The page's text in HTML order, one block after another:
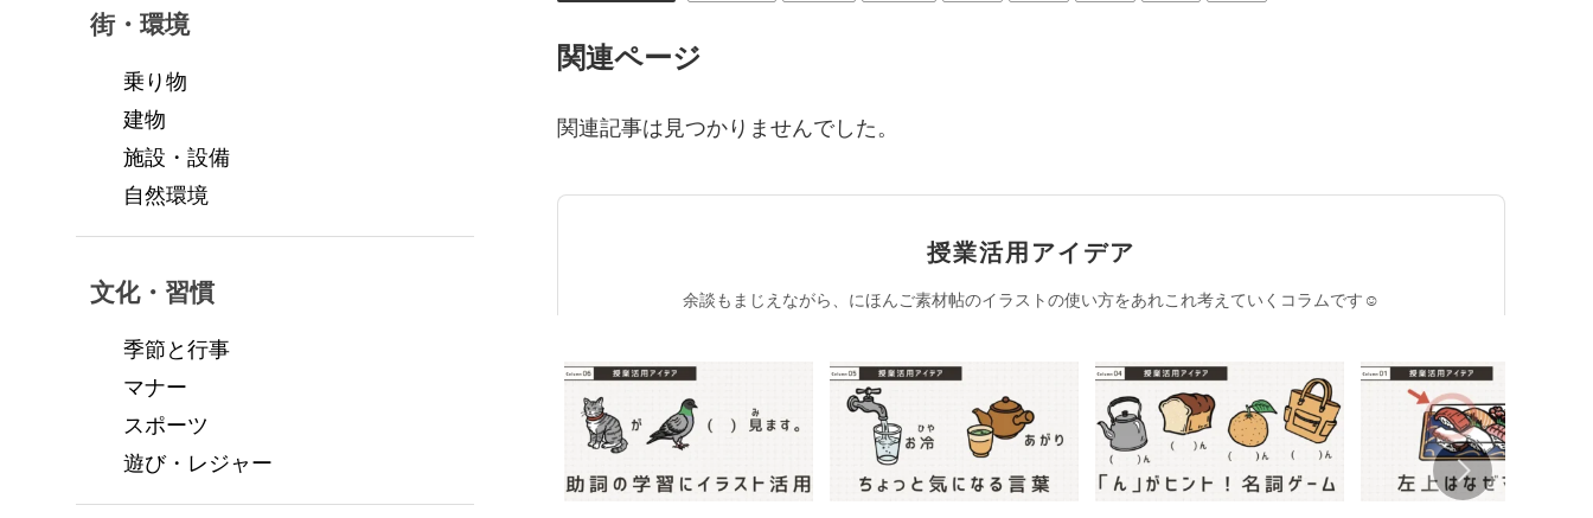
関連ページ
関連記事は見つかりませんでした。
授業活用アイデア
余談もまじえながら、にほんご素材帖のイラストの使い方をあれこれ考えていくコラムです☺︎
街・環境
乗り物
建物
施設・設備
自然環境
文化・習慣
季節と行事
マナー
スポーツ
遊び・レジャー